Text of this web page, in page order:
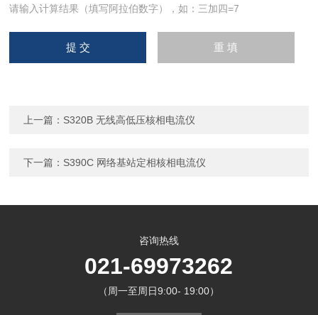
请输入计算结果（填写阿拉伯数字），如：三加四=7
上一篇： S320B 无线高低压核相电流仪
下一篇： S390C 网络基站定相核相电流仪
咨询热线
021-69973262
（周一至周日9:00- 19:00）